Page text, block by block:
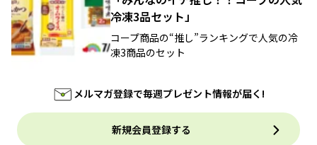
冷凍3品セット」
コープ商品の“推し”ランキングで人気の冷
凍3商品のセット
メルマガ登録で毎週プレゼント情報が届く!
新規会員登録する